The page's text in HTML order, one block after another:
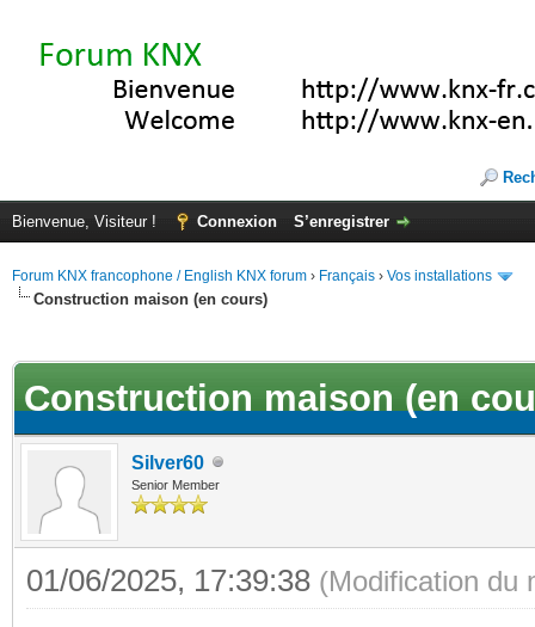
Bienvenue, Visiteur ! Connexion S’enregistrer
Forum KNX francophone / English KNX forum › Français › Vos installations
Construction maison (en cours)
Construction maison (en
Silver60
Senior Member
01/06/2025, 17:39:38 (Modification du